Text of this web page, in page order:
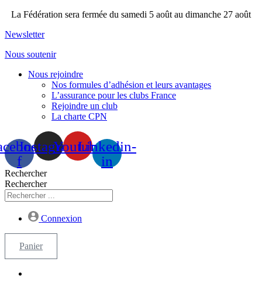
Aller
contenu
La Fédération sera fermée du samedi 5 août au dimanche 27 août
Newsletter
Nous soutenir
Nous rejoindre
Nos formules d’adhésion et leurs avantages
L’assurance pour les clubs France
Rejoindre un club
La charte CPN
f
InstagramYoutubeLinkedin-
in
Rechercher
Rechercher
Connexion
Panier